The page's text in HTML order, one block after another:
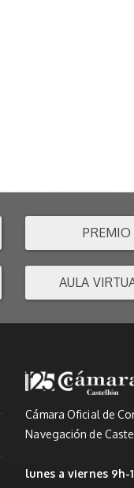
AULA
Cámara Oficial de
Navegación de
lunes a viernes 9h-